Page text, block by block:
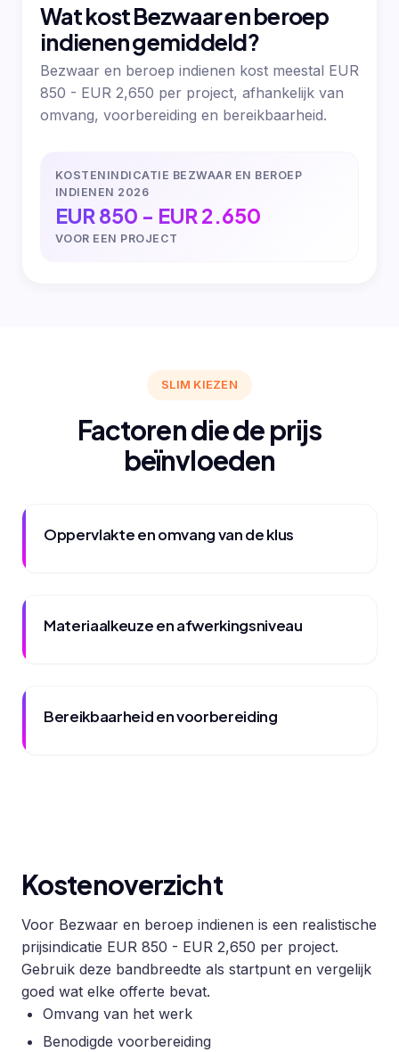
Wat kost Bezwaar en beroep
indienen gemiddeld?
Bezwaar en beroep indienen kost meestal EUR
850 - EUR 2,650 per project, afhankelijk van
omvang, voorbereiding en bereikbaarheid.
KOSTENINDICATIE BEZWAAR EN BEROEP
INDIENEN 2026
EUR 850 - EUR 2.650
VOOR EEN PROJECT
SLIM KIEZEN
Factoren die de prijs
beïnvloeden
Oppervlakte en omvang van de klus
Materiaalkeuze en afwerkingsniveau
Bereikbaarheid en voorbereiding
Kostenoverzicht
Voor Bezwaar en beroep indienen is een realistische
prijsindicatie EUR 850 - EUR 2,650 per project.
Gebruik deze bandbreedte als startpunt en vergelijk
goed wat elke offerte bevat.
Omvang van het werk
Benodigde voorbereiding